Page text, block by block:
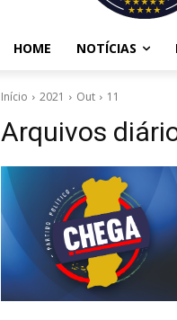
HOME NOTÍCIAS
Início 2021 Out 11
Arquivos